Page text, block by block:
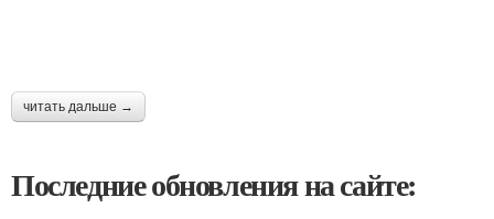
читать дальше →
Последние обновления на сайте: